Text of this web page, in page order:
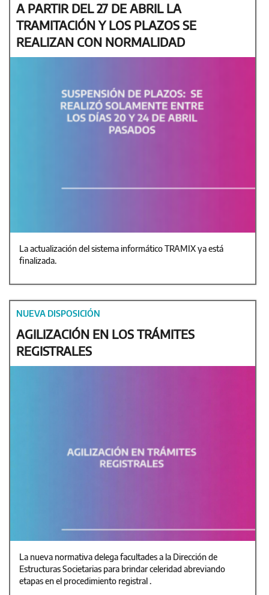
A PARTIR DEL 27 DE ABRIL LA
TRAMITACIÓN Y LOS PLAZOS SE
REALIZAN CON NORMALIDAD
La actualización del sistema informático TRAMIX ya está
finalizada.
NUEVA DISPOSICIÓN
AGILIZACIÓN EN LOS TRÁMITES
REGISTRALES
La nueva normativa delega facultades a la Dirección de
Estructuras Societarias para brindar celeridad abreviando
etapas en el procedimiento registral .